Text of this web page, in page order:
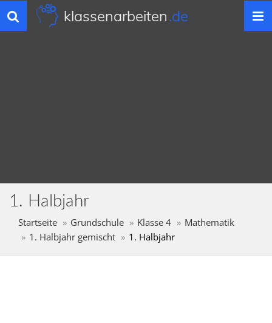
Toggle
navigation
klassenarbeiten.de
1. Halbjahr
Startseite Grundschule Klasse 4
Mathematik
1. Halbjahr gemischt
1. Halbjahr